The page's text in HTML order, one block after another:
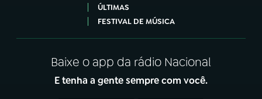
ÚLTIMAS
FESTIVAL DE MÚSICA
Baixe o app da rádio Nacional
E tenha a gente sempre com você.